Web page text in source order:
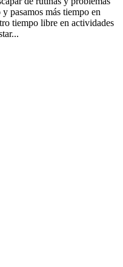
pasamos más tiempo en
tiempo libre en actividades